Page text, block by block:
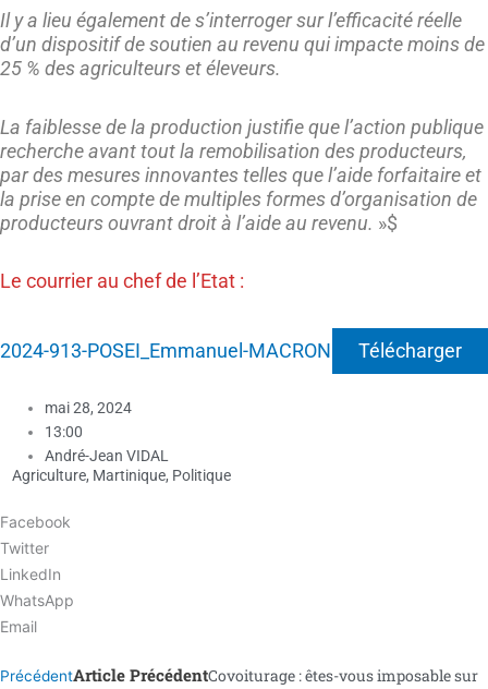
Il y a lieu également de s’interroger sur l’efficacité réelle
d’un dispositif de soutien au revenu qui impacte moins de
25 % des agriculteurs et éleveurs.
La faiblesse de la production justifie que l’action publique
recherche avant tout la remobilisation des producteurs,
par des mesures innovantes telles que l’aide forfaitaire et
la prise en compte de multiples formes d’organisation de
producteurs ouvrant droit à l’aide au revenu. »$
Le courrier au chef de l’Etat :
2024-913-POSEI_Emmanuel-MACRON Télécharger
mai 28, 2024
13:00
André-Jean VIDAL
Agriculture, Martinique, Politique
Facebook
Twitter
LinkedIn
WhatsApp
Email
PrécédentArticle PrécédentCovoiturage : êtes-vous imposable sur